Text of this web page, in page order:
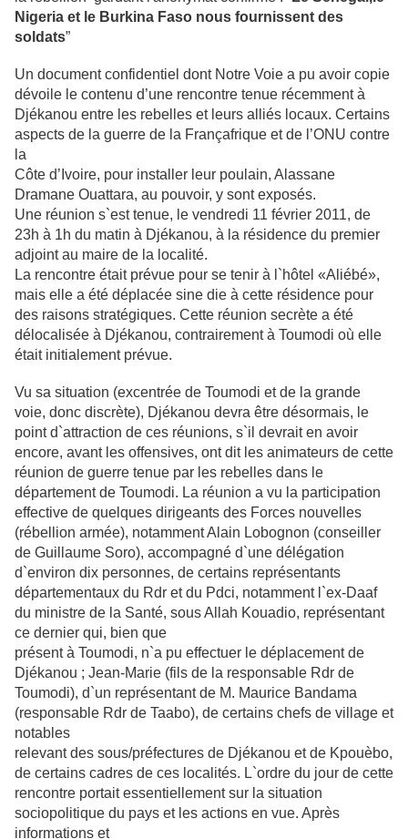
Nigeria et le Burkina Faso nous fournissent des
soldats”
Un document confidentiel dont Notre Voie a pu avoir copie
dévoile le contenu d’une rencontre tenue récemment à
Djékanou entre les rebelles et leurs alliés locaux. Certains
aspects de la guerre de la Françafrique et de l’ONU contre
la
Côte d’Ivoire, pour installer leur poulain, Alassane
Dramane Ouattara, au pouvoir, y sont exposés.
Une réunion s`est tenue, le vendredi 11 février 2011, de
23h à 1h du matin à Djékanou, à la résidence du premier
adjoint au maire de la localité.
La rencontre était prévue pour se tenir à l`hôtel «Aliébé»,
mais elle a été déplacée sine die à cette résidence pour
des raisons stratégiques. Cette réunion secrète a été
délocalisée à Djékanou, contrairement à Toumodi où elle
était initialement prévue.
Vu sa situation (excentrée de Toumodi et de la grande
voie, donc discrète), Djékanou devra être désormais, le
point d`attraction de ces réunions, s`il devrait en avoir
encore, avant les offensives, ont dit les animateurs de cette
réunion de guerre tenue par les rebelles dans le
département de Toumodi. La réunion a vu la participation
effective de quelques dirigeants des Forces nouvelles
(rébellion armée), notamment Alain Lobognon (conseiller
de Guillaume Soro), accompagné d`une délégation
d`environ dix personnes, de certains représentants
départementaux du Rdr et du Pdci, notamment l`ex-Daaf
du ministre de la Santé, sous Allah Kouadio, représentant
ce dernier qui, bien que
présent à Toumodi, n`a pu effectuer le déplacement de
Djékanou ; Jean-Marie (fils de la responsable Rdr de
Toumodi), d`un représentant de M. Maurice Bandama
(responsable Rdr de Taabo), de certains chefs de village et
notables
relevant des sous/préfectures de Djékanou et de Kpouèbo,
de certains cadres de ces localités. L`ordre du jour de cette
rencontre portait essentiellement sur la situation
sociopolitique du pays et les actions en vue. Après
informations et